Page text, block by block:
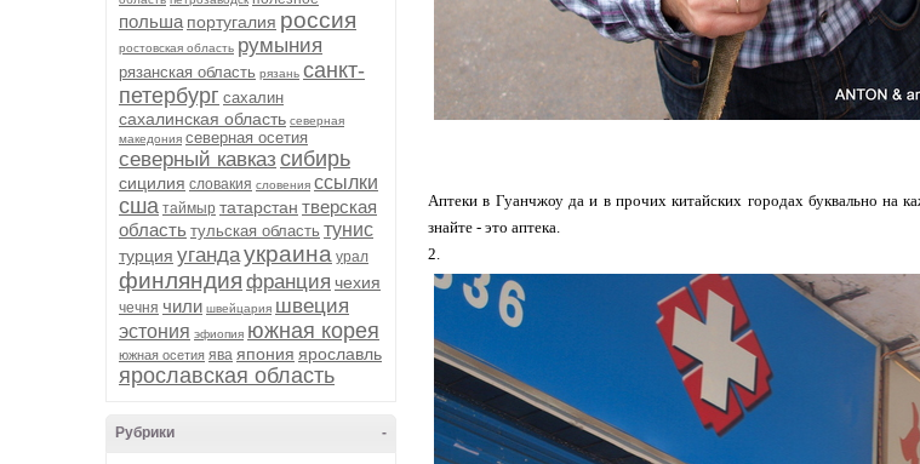
польша португалия россия
ростовская область румыния
рязанская область рязань санкт-
петербург сахалин
сахалинская область северная
македония северная осетия
северный кавказ сибирь
сицилия словакия словения ссылки
сша таймыр татарстан тверская
область тульская область тунис
турция угандаукраина урал
финляндия франция чехия
чечня чили швейцария швеция
эстония эфиопия южная корея
южная осетия ява япония ярославль
ярославская область
-
Рубрики
Аптеки в Гуанчжоу да и в прочих китайских городах буквально на
знайте - это аптека.
2.